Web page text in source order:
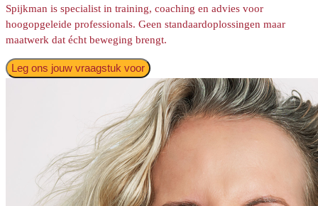
Spijkman is specialist in training, coaching en advies voor
hoogopgeleide professionals. Geen standaardoplossingen maar
maatwerk dat écht beweging brengt.
Leg ons jouw vraagstuk voor